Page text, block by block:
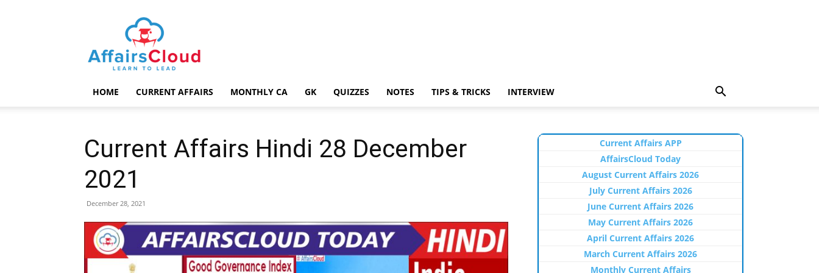
AffairsCloud.com
HOME CURRENT AFFAIRS MONTHLY CA GK QUIZZES NOTES TIPS & TRICKS INTERVIEW
Current Affairs Hindi 28 December
2021
December 28, 2021
Current Affairs APP
AffairsCloud Today
August Current Affairs 2026
July Current Affairs 2026
June Current Affairs 2026
May Current Affairs 2026
April Current Affairs 2026
March Current Affairs 2026
Monthly Current Affairs